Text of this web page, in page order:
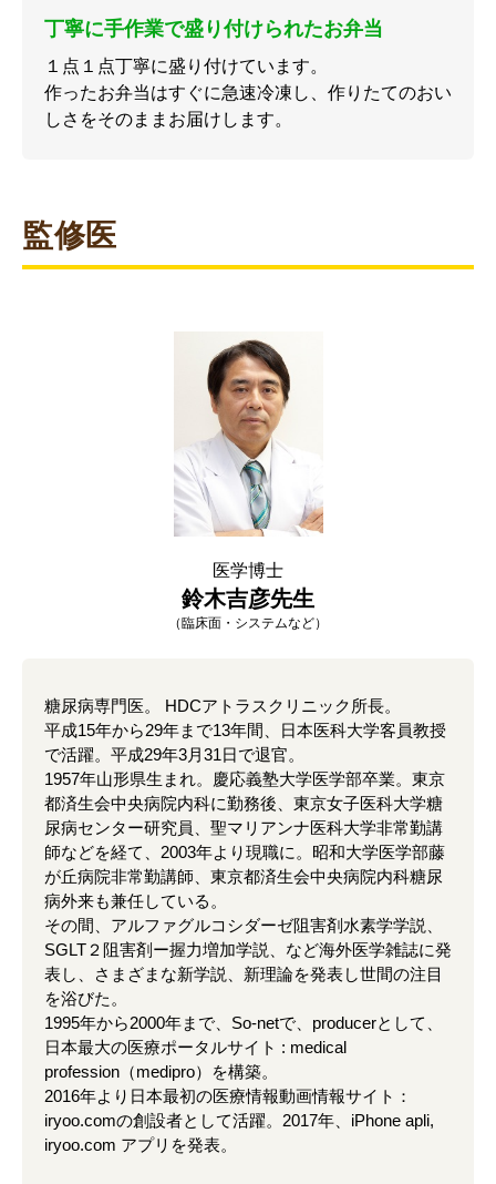
丁寧に手作業で盛り付けられたお弁当
１点１点丁寧に盛り付けています。
作ったお弁当はすぐに急速冷凍し、作りたてのおい
しさをそのままお届けします。
監修医
糖尿病専門医。 HDCアトラスクリニック所長。
平成15年から29年まで13年間、日本医科大学客員教授
で活躍。平成29年3月31日で退官。
1957年山形県生まれ。慶応義塾大学医学部卒業。東京
都済生会中央病院内科に勤務後、東京女子医科大学糖
尿病センター研究員、聖マリアンナ医科大学非常勤講
師などを経て、2003年より現職に。昭和大学医学部藤
が丘病院非常勤講師、東京都済生会中央病院内科糖尿
病外来も兼任している。
その間、アルファグルコシダーゼ阻害剤水素学学説、
SGLT２阻害剤ー握力増加学説、など海外医学雑誌に発
表し、さまざまな新学説、新理論を発表し世間の注目
を浴びた。
1995年から2000年まで、So-netで、producerとして、
日本最大の医療ポータルサイト : medical
profession（medipro）を構築。
2016年より日本最初の医療情報動画情報サイト：
iryoo.comの創設者として活躍。2017年、iPhone apli,
iryoo.com アプリを発表。
医学博士
鈴木吉彦先生
（臨床面・システムなど）